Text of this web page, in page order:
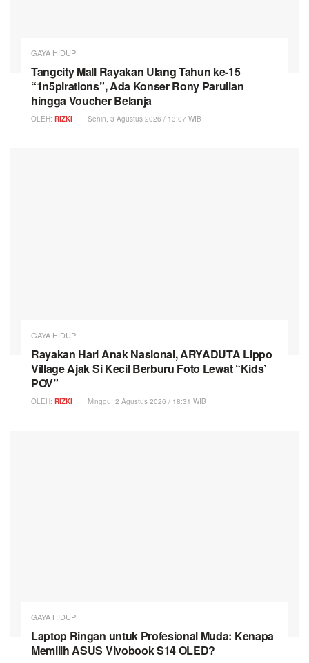
GAYA HIDUP
Tangcity Mall Rayakan Ulang Tahun ke-15
“1n5pirations”, Ada Konser Rony Parulian
hingga Voucher Belanja
OLEH: RIZKI Senin, 3 Agustus 2026 / 13:07 WIB
GAYA HIDUP
Rayakan Hari Anak Nasional, ARYADUTA Lippo
Village Ajak Si Kecil Berburu Foto Lewat “Kids’
POV”
OLEH: RIZKI Minggu, 2 Agustus 2026 / 18:31 WIB
GAYA HIDUP
Laptop Ringan untuk Profesional Muda: Kenapa
Memilih ASUS Vivobook S14 OLED?